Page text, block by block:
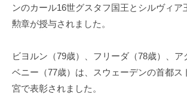
a
s
y
a
m
メ
ン
ンのカール16世グスタフ国王とシルヴィア
勲章が授与されました。
ビヨルン（79歳）、フリーダ（78歳）、ア
ベニー（77歳）は、スウェーデンの首都ス
宮で表彰されました。